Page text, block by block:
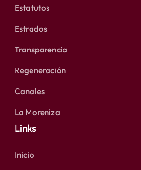
Estatutos
Estrados
Transparencia
Regeneración
Canales
La Moreniza
Links
Inicio